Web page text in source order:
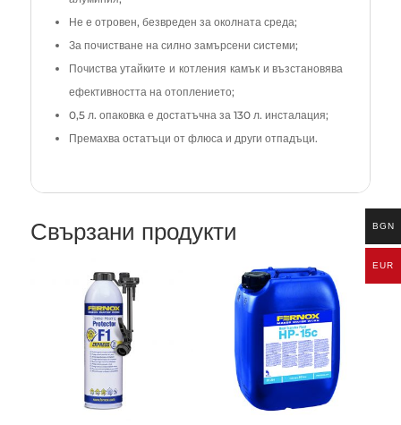
Не е отровен, безвреден за околната среда;
За почистване на силно замърсени системи;
Почиства утайките и котления камък и възстановява
ефективността на отоплението;
0,5 л. опаковка е достатъчна за 130 л. инсталация;
Премахва остатъци от флюса и други отпадъци.
Свързани продукти BGN
EUR